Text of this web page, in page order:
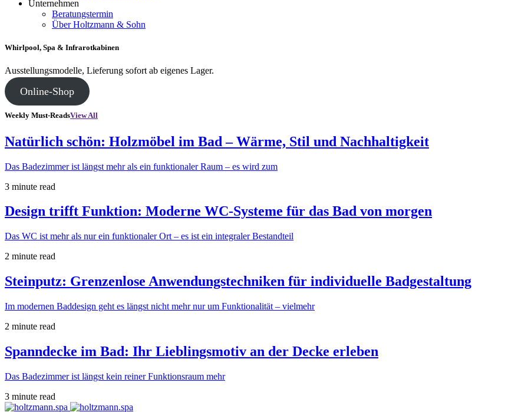
Unternehmen
Beratungstermin
Über Holtzmann & Sohn
Whirlpool, Spa & Infrarotkabinen
Ausstellungsmodelle, Lieferung sofort ab eigenes Lager.
Online-Shop
Weekly Must-ReadsView All
Natürlich schön: Holzmöbel im Bad – Wärme, Stil und Nachhaltigkeit
Das Badezimmer ist längst mehr als ein funktionaler Raum – es wird zum
3 minute read
Design trifft Funktion: Moderne WC-Systeme für das Bad von morgen
Das WC ist mehr als nur ein funktionaler Ort – es ist ein integraler Bestandteil
2 minute read
Steinputz: Grenzenlose Anwendungstechniken für individuelle Badgestaltung
Im modernen Baddesign geht es längst nicht mehr nur um Funktionalität – vielmehr
2 minute read
Spanndecke im Bad: Ihr Lieblingsmotiv an der Decke erleben
Das Badezimmer ist längst kein reiner Funktionsraum mehr
3 minute read